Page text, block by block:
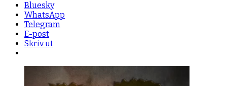
Bluesky
WhatsApp
Telegram
E-post
Skriv ut